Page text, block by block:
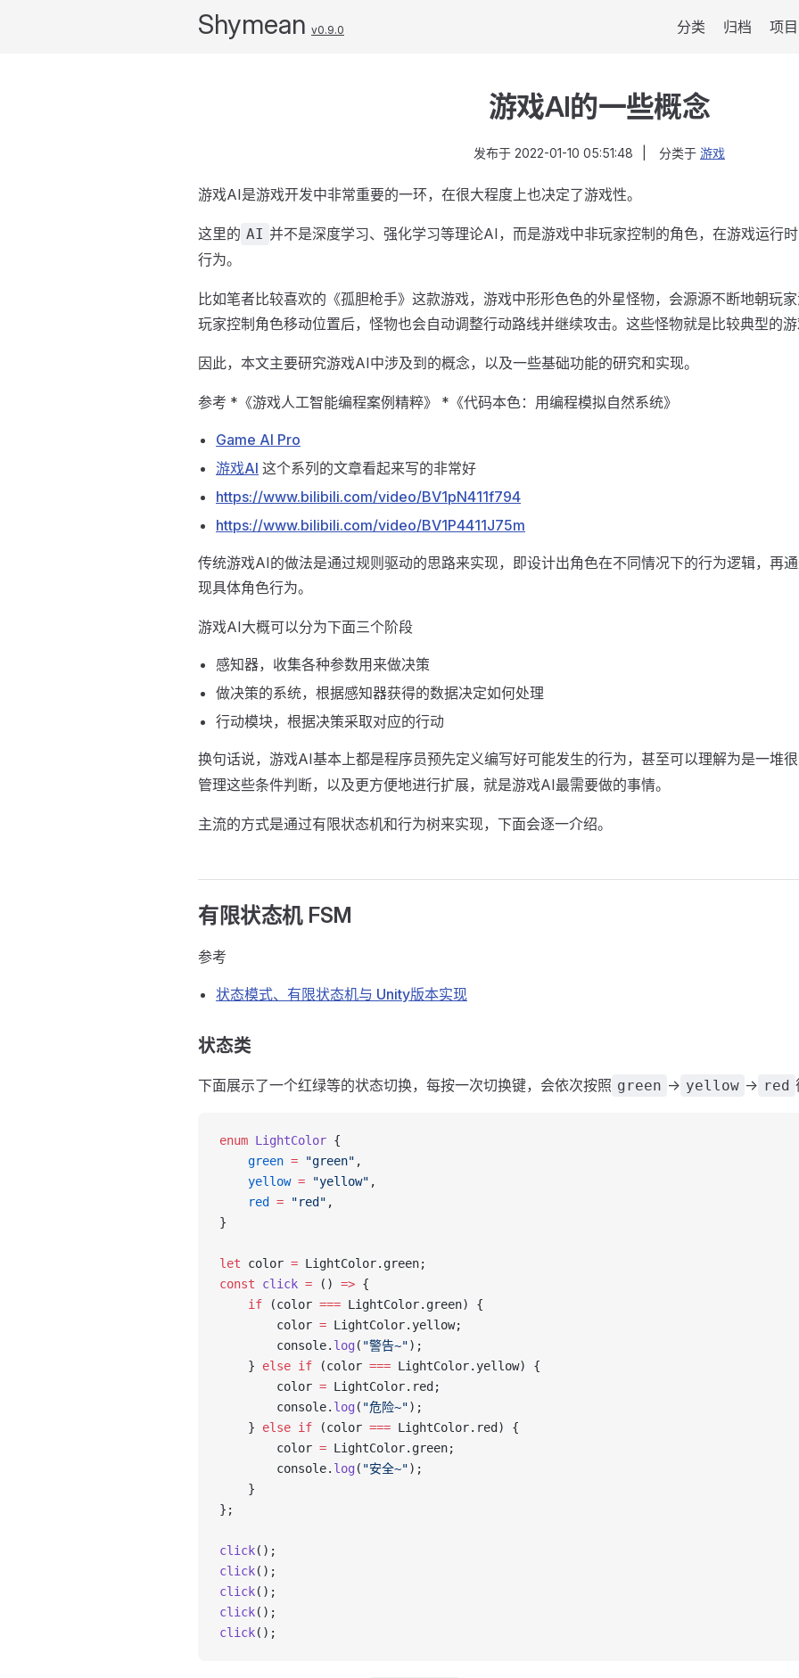
Shymean v0.9.0 分类 归档 项目
游戏AI的一些概念
发布于 2022-01-10 05:51:48 分类于 游戏
游戏AI是游戏开发中非常重要的一环，在很大程度上也决定了游戏性。
这里的 AI 并不是深度学习、强化学习等理论AI，而是游戏中非玩家控制的角色，在游戏运行
行为。
比如笔者比较喜欢的《孤胆枪手》这款游戏，游戏中形形色色的外星怪物，会源源不断地朝玩
玩家控制角色移动位置后，怪物也会自动调整行动路线并继续攻击。这些怪物就是比较典型的游
因此，本文主要研究游戏AI中涉及到的概念，以及一些基础功能的研究和实现。
参考 *《游戏人工智能编程案例精粹》 *《代码本色：用编程模拟自然系统》
Game AI Pro
游戏AI 这个系列的文章看起来写的非常好
https://www.bilibili.com/video/BV1pN411f794
https://www.bilibili.com/video/BV1P4411J75m
传统游戏AI的做法是通过规则驱动的思路来实现，即设计出角色在不同情况下的行为逻辑，再
现具体角色行为。
游戏AI大概可以分为下面三个阶段
感知器，收集各种参数用来做决策
做决策的系统，根据感知器获得的数据决定如何处理
行动模块，根据决策采取对应的行动
换句话说，游戏AI基本上都是程序员预先定义编写好可能发生的行为，甚至可以理解为是一堆
管理这些条件判断，以及更方便地进行扩展，就是游戏AI最需要做的事情。
主流的方式是通过有限状态机和行为树来实现，下面会逐一介绍。
有限状态机 FSM
参考
状态模式、有限状态机与 Unity版本实现
状态类
下面展示了一个红绿等的状态切换，每按一次切换键，会依次按照 green -> yellow -> red
enum LightColor {
    green
= "green" ,
    yellow
= "yellow" ,
    red
= "red" ,
}
let color = LightColor.green;
const click = () => {
    if
(color === LightColor.green) {
        color
= LightColor.yellow;
        console.
log ( "警告~");
    }
else if (color === LightColor.yellow) {
        color
= LightColor.red;
        console.
log ( "危险~");
    }
else if (color === LightColor.red) {
        color
= LightColor.green;
        console.
log ( "安全~");
    }
};
click();
click();
click();
click();
click();